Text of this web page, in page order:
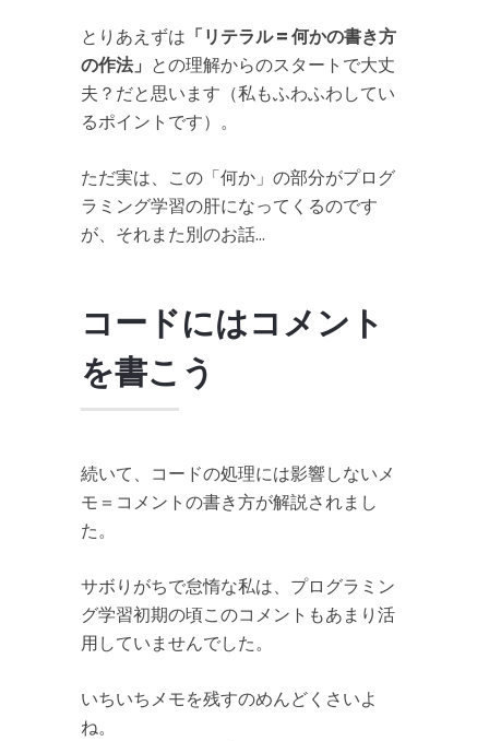
とりあえずは 「リテラル = 何かの書き方
の作法」 との理解からのスタートで大丈
夫？だと思います（私もふわふわしてい
るポイントです）。
ただ実は、この「何か」の部分がプログ
ラミング学習の肝になってくるのです
が、それまた別のお話…
コードにはコメント
を書こう
続いて、コードの処理には影響しないメ
モ＝コメントの書き方が解説されまし
た。
サボりがちで怠惰な私は、プログラミン
グ学習初期の頃このコメントもあまり活
用していませんでした。
いちいちメモを残すのめんどくさいよ
ね。